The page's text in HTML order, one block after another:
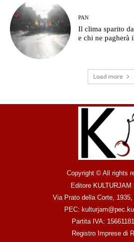
PAN
Il clima sparito
e chi ne pagherà
Load more
Copyright © All rights
Editore KULTURJAM
Via Prato della Corte, 1935,
PEC:
Partita IVA:
Registro Imprese di